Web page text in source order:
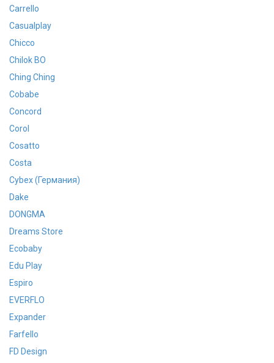
Carrello
Casualplay
Chicco
Chilok BO
Ching Ching
Cobabe
Concord
Corol
Cosatto
Costa
Cybex (Германия)
Dake
DONGMA
Dreams Store
Ecobaby
Edu Play
Espiro
EVERFLO
Expander
Farfello
FD Design